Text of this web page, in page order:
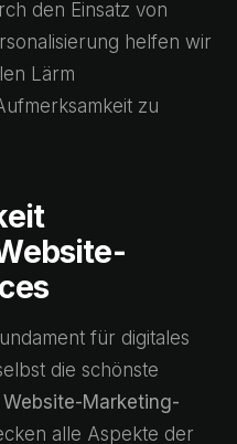
den Einsatz von
helfen wir
Lärm
zu
für digitales
die schönste
Website-Marketing-
alle Aspekte der